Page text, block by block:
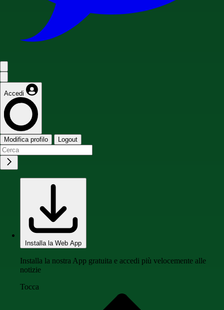
Accedi
Modifica profilo Logout
Installa la Web App
Installa la nostra App gratuita e accedi più velocemente alle
notizie
Tocca